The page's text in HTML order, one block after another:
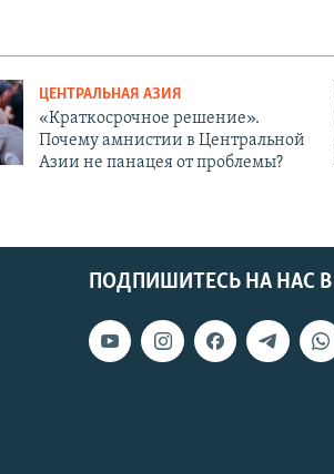
ЦЕНТРАЛЬНАЯ АЗИЯ
«Краткосрочное решение».
Почему амнистии в Центральной
Азии не панацея от проблемы?
ПОДПИШИТЕСЬ НА НАС